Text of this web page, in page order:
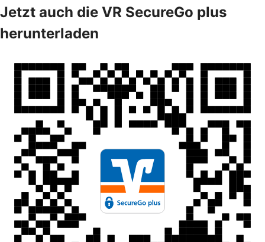
Jetzt auch die VR SecureGo plus
herunterladen